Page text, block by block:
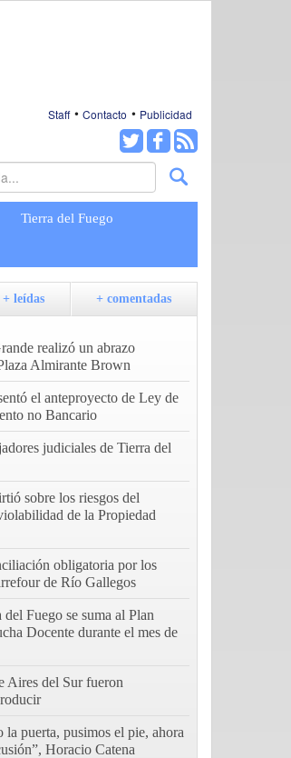
Staff Contacto Publicidad
Tierra del Fuego
+ leídas + comentadas
realizó un abrazo
Almirante Brown
el anteproyecto de Ley de
no Bancario
judiciales de Tierra del
sobre los riesgos del
de la Propiedad
obligatoria por los
de Río Gallegos
Fuego se suma al Plan
Docente durante el mes de
Aires del Sur fueron
la puerta, pusimos el pie, ahora
Horacio Catena